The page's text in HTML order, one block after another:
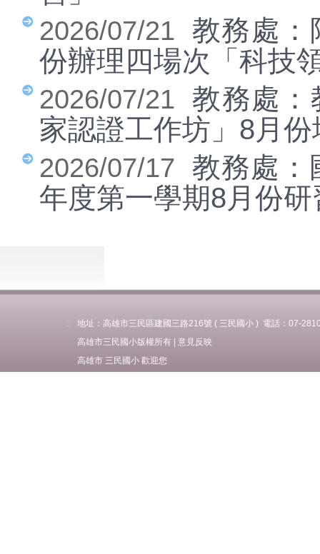
高市新版信箱
喜閱網
資訊課程資料
micro:bit
學生作業繳交
作業下載分享
課後社團線上報名
冬夏令營線上報名
2026/07/21教務處：
份辦理四場次「科技
2026/07/21教務處：
家認證工作坊」8月
2026/07/17 教務處：
年度第一學期8月份
:::
地址：高雄市三民區建國三路216號 ( 三民國小 ) 電話：07-
高雄市三民國小版權所有 | 意見反映
高雄市 三民國小 歡迎您